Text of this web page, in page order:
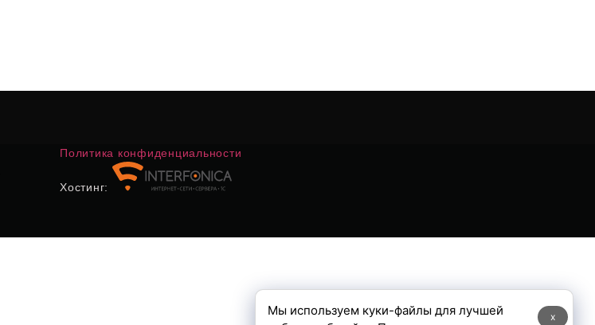
Политика конфиденциальности
Хостинг:
x
Мы используем куки-файлы для лучшей